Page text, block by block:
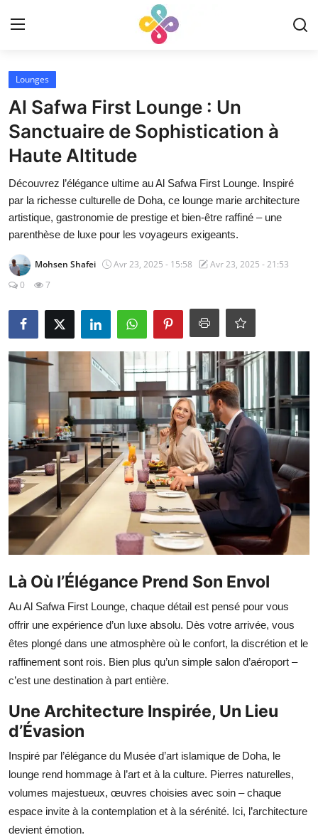
Connexion
Accueil
Révision
Contact
French
Lounges
Al Safwa First Lounge : Un
Sanctuaire de Sophistication à
Haute Altitude
Découvrez l’élégance ultime au Al Safwa First Lounge. Inspiré
par la richesse culturelle de Doha, ce lounge marie architecture
artistique, gastronomie de prestige et bien-être raffiné – une
parenthèse de luxe pour les voyageurs exigeants.
Mohsen Shafei Avr 23, 2025 - 15:58
Avr 23, 2025 - 21:53
0
7
Là Où l’Élégance Prend Son Envol
Au Al Safwa First Lounge, chaque détail est pensé pour vous
offrir une expérience d’un luxe absolu. Dès votre arrivée, vous
êtes plongé dans une atmosphère où le confort, la discrétion et le
raffinement sont rois. Bien plus qu’un simple salon d’aéroport –
c’est une destination à part entière.
Une Architecture Inspirée, Un Lieu
d’Évasion
Inspiré par l’élégance du Musée d’art islamique de Doha, le
lounge rend hommage à l’art et à la culture. Pierres naturelles,
volumes majestueux, œuvres choisies avec soin – chaque
espace invite à la contemplation et à la sérénité. Ici, l’architecture
devient émotion.